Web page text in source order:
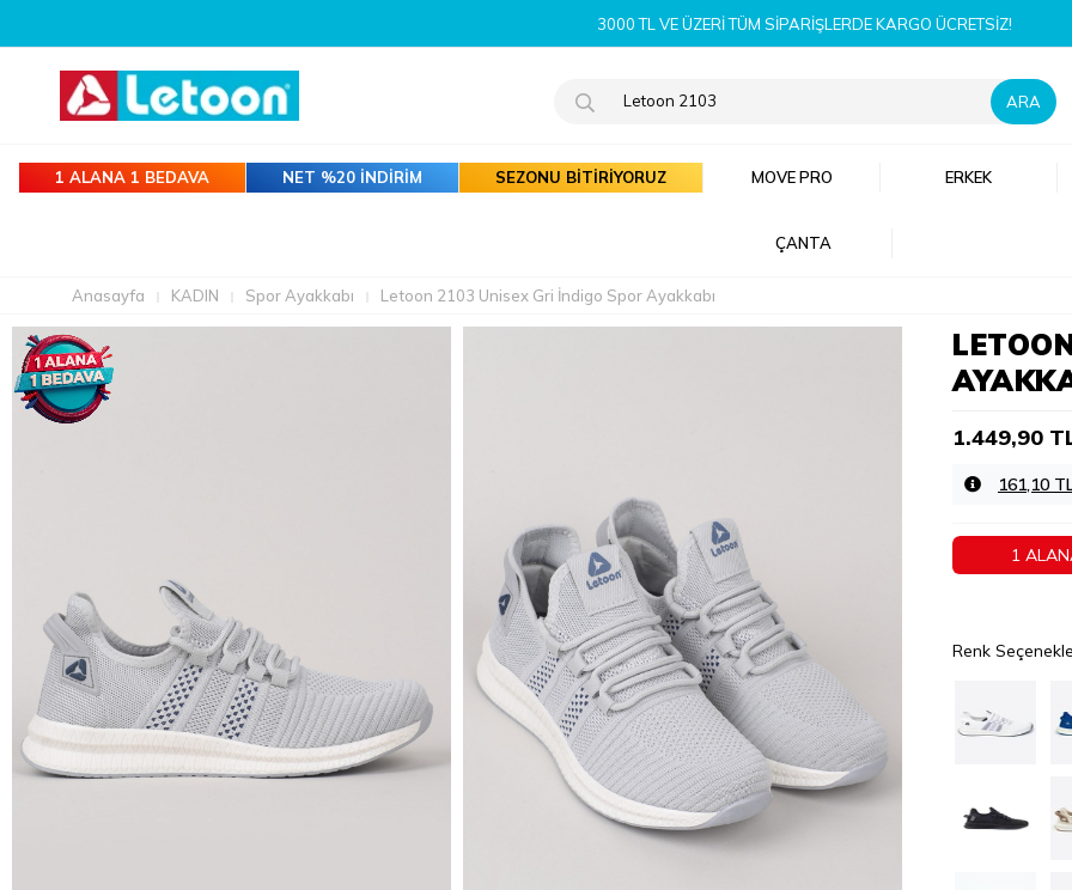
YENI SEZON ÜRÜNLERI ŞIMDI KEŞFET!
1 ALANA 1 BEDAVA NET %20 İNDİRİM SEZONU BİTİRİYORUZ MOVE PRO ERKEK
ÇANTA
Anasayfa KADIN Spor Ayakkabı Letoon 2103 Unisex Gri İndigo Spor Ayakkabı
1.449,90
161,10
1
Renk